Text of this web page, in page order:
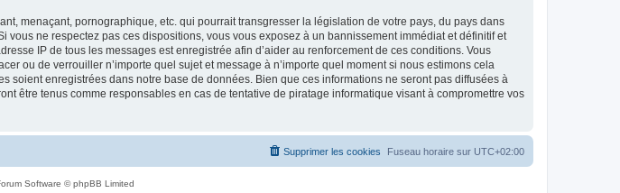
menaçant, pornographique, etc. qui pourrait transgresser la législation de votre pays, du pays dans
ne respectez pas ces dispositions, vous vous exposez à un bannissement immédiat et définitif et
IP de tous les messages est enregistrée afin d’aider au renforcement de ces conditions. Vous
ou de verrouiller n’importe quel sujet et message à n’importe quel moment si nous estimons cela
soient enregistrées dans notre base de données. Bien que ces informations ne seront pas diffusées à
être tenus comme responsables en cas de tentative de piratage informatique visant à compromettre vos
Fuseau horaire sur UTC+02:00
Supprimer les cookies
Software © phpBB Limited